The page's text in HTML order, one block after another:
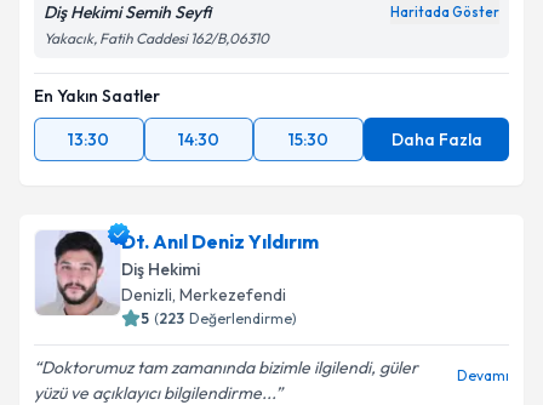
Diş Hekimi Semih Seyfi Haritada Göster
Yakacık, Fatih Caddesi 162/B,06310
En Yakın Saatler
13:30
14:30 15:30 Daha Fazla
Dt. Anıl Deniz Yıldırım
Diş Hekimi
Denizli, Merkezefendi
5 (223 Değerlendirme)
Doktorumuz tam zamanında bizimle ilgilendi, güler
yüzü ve açıklayıcı bilgilendirme...
Devamı